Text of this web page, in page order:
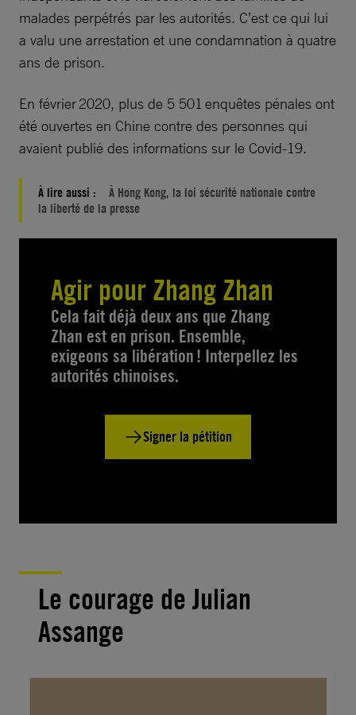
malades perpétrés par les autorités. C’est ce qui lui
a valu une arrestation et une condamnation à quatre
ans de prison.
En février 2020, plus de 5 501 enquêtes pénales ont
été ouvertes en Chine contre des personnes qui
avaient publié des informations sur le Covid-19.
À lire aussi :
À Hong Kong, la loi sécurité nationale contre
la liberté de la presse
Agir pour Zhang Zhan
Cela fait déjà deux ans que Zhang
Zhan est en prison. Ensemble,
exigeons sa libération ! Interpellez les
autorités chinoises.
Signer la pétition
Le courage de Julian
Assange